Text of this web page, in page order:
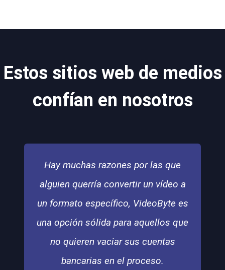
Estos sitios web de medios
confían en nosotros
por las que
un vídeo a
VideoByte es
aquellos que
sus cuentas
VideoByte
forma más
calidad de
ray a